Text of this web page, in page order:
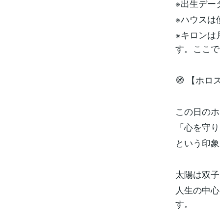
※出生デー
※ハウスは
※キロンは
す。ここ
🧭 【ホロ
この日の
「心を守
という印
太陽は双
人生の中
す。